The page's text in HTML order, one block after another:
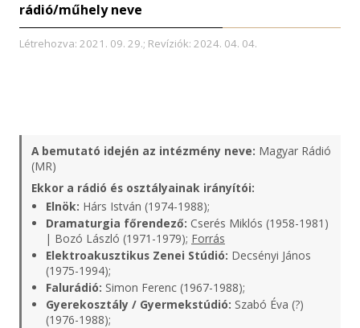
rádió/műhely neve
Létrehozva: 2021. 09. 29.; Revíziók: 2024. 04. 04.
A bemutató idején az intézmény neve: Magyar Rádió
(MR)
Ekkor a rádió és osztályainak irányítói:
Elnök: Hárs István (1974-1988);
Dramaturgia főrendező: Cserés Miklós (1958-1981)
| Bozó László (1971-1979); Forrás
Elektroakusztikus Zenei Stúdió: Decsényi János
(1975-1994);
Falurádió: Simon Ferenc (1967-1988);
Gyerekosztály / Gyermekstúdió: Szabó Éva (?)
(1976-1988);